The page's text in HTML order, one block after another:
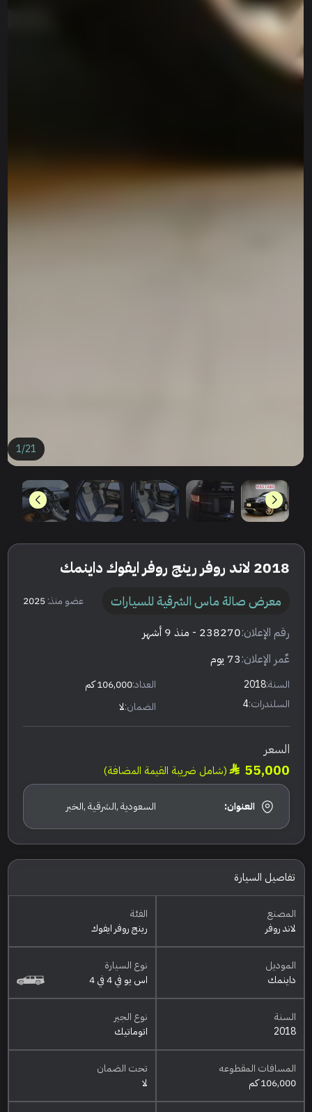
1/21
2018 لاند روفر رينج روفر ايفوك داينمك
معرض صالة ماس الشرقية للسيارات عضو منذ:2025
رقم الإعلان:238270 - منذ 9 أشهر
عٌمر الإعلان:73 يوم
السنة:2018 العداد:106,000 كم
السلندرات:4 الضمان:لا
السعر
55,000 (شامل ضريبة القيمة المضافة)
العنوان: السعودية ,الشرقية ,الخبر
تفاصيل السيارة
المصنع
لاند روفر
الفئة
رينج روفر ايفوك
الموديل
داينمك
نوع السيارة
اس يو في 4 في 4
السنة
2018
نوع الجير
اتوماتيك
المسافات المقطوعه
106,000 كم
تحت الضمان
لا